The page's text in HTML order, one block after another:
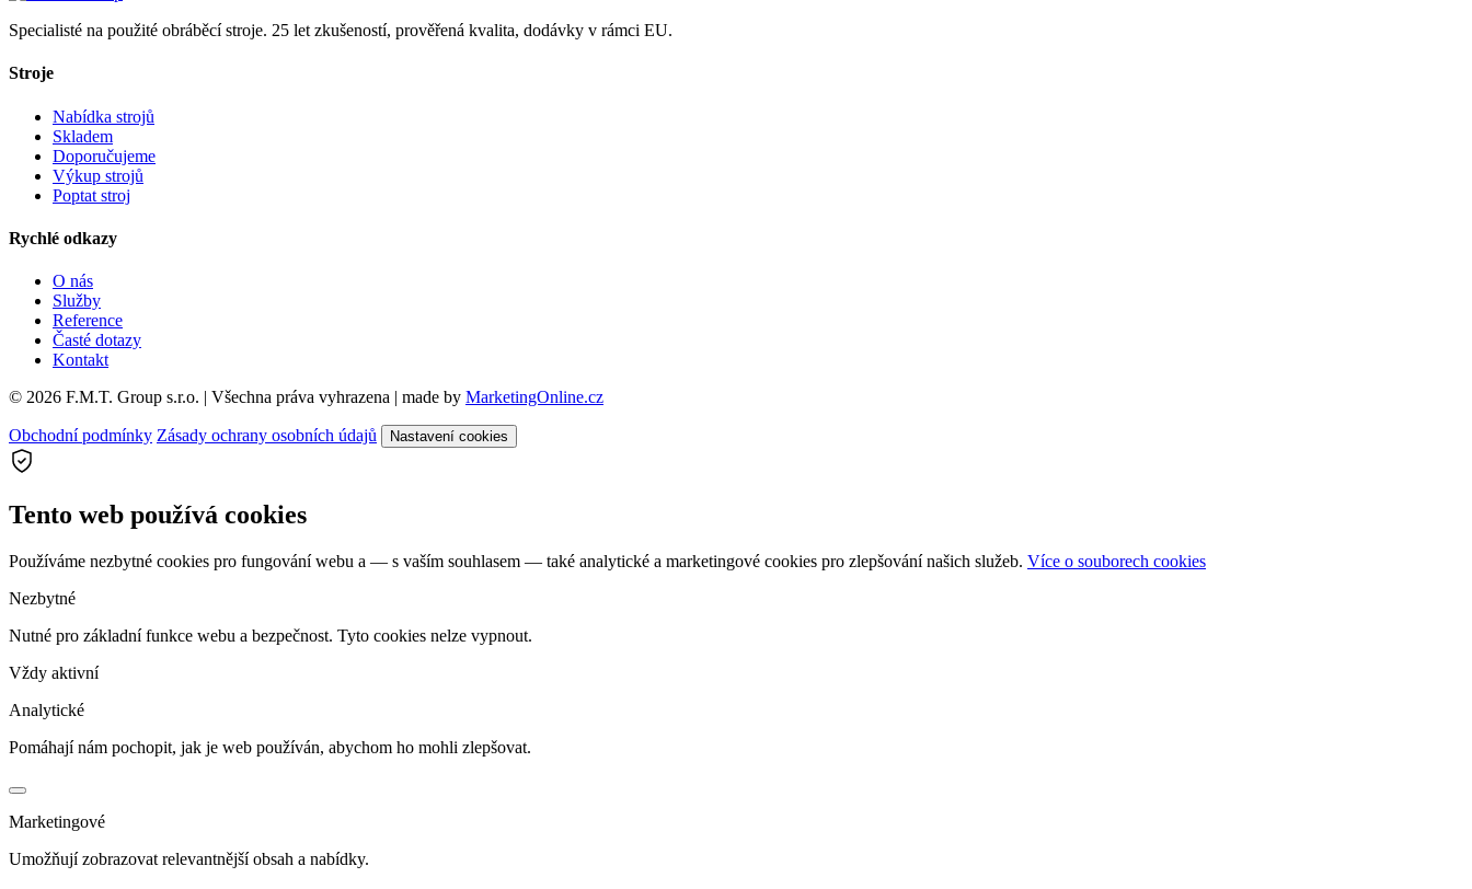
Specialisté na použité obráběcí stroje. 25 let zkušeností, prověřená kvalita, dodávky v rámci EU.
Stroje
Nabídka strojů
Skladem
Doporučujeme
Výkup strojů
Poptat stroj
Rychlé odkazy
O nás
Služby
Reference
Časté dotazy
Kontakt
© 2026 F.M.T. Group s.r.o. | Všechna práva vyhrazena | made by MarketingOnline.cz
Obchodní podmínky Zásady ochrany osobních údajů Nastavení cookies
Tento web používá cookies
Používáme nezbytné cookies pro fungování webu a — s vaším souhlasem — také analytické a marketingové cookies pro zlepšování našich služeb. Více o souborech cookies
Nezbytné
Nutné pro základní funkce webu a bezpečnost. Tyto cookies nelze vypnout.
Vždy aktivní
Analytické
Pomáhají nám pochopit, jak je web používán, abychom ho mohli zlepšovat.
Marketingové
Umožňují zobrazovat relevantnější obsah a nabídky.